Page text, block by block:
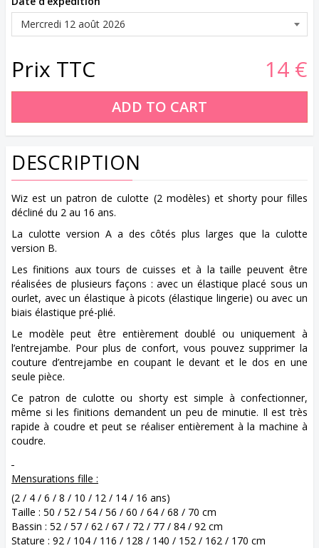
Prix TTC 14 €
DESCRIPTION
Wiz est un patron de culotte (2 modèles) et shorty pour filles
décliné du 2 au 16 ans.
La culotte version A a des côtés plus larges que la culotte
version B.
Les finitions aux tours de cuisses et à la taille peuvent être
réalisées de plusieurs façons : avec un élastique placé sous un
ourlet, avec un élastique à picots (élastique lingerie) ou avec un
biais élastique pré-plié.
Le modèle peut être entièrement doublé ou uniquement à
l’entrejambe. Pour plus de confort, vous pouvez supprimer la
couture d’entrejambe en coupant le devant et le dos en une
seule pièce.
Ce patron de culotte ou shorty est simple à confectionner,
même si les finitions demandent un peu de minutie. Il est très
rapide à coudre et peut se réaliser entièrement à la machine à
coudre.
Mensurations fille :
(2 / 4 / 6 / 8 / 10 / 12 / 14 / 16 ans)
Taille : 50 / 52 / 54 / 56 / 60 / 64 / 68 / 70 cm
Bassin : 52 / 57 / 62 / 67 / 72 / 77 / 84 / 92 cm
Stature : 92 / 104 / 116 / 128 / 140 / 152 / 162 / 170 cm